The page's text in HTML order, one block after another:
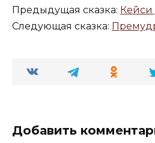
Предыдущая сказка:
Следующая сказка:
Добавить